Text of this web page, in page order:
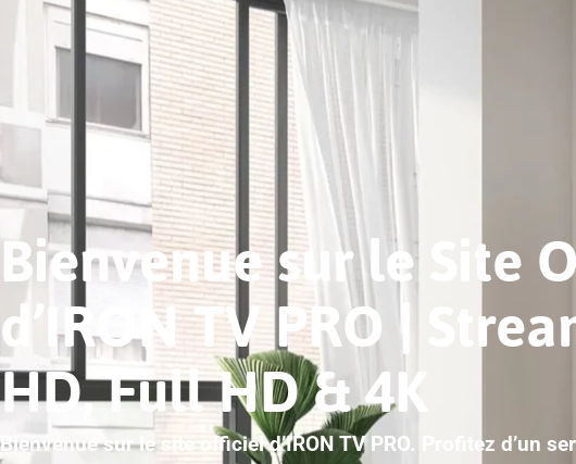
Bienvenue sur le Site
d’IRON TV PRO |
HD, Full HD & 4K
Bienvenue sur le site officiel d’IRON TV PRO. Profitez d’un